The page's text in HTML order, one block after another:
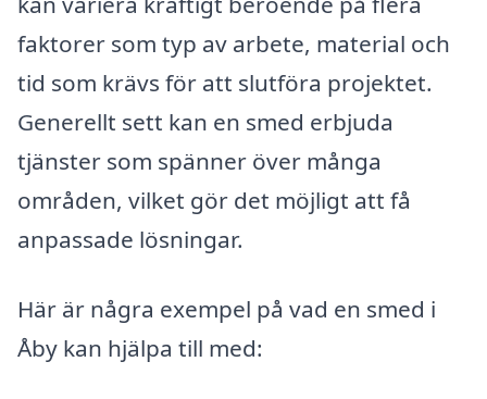
faktorer som typ av arbete, material och
tid som krävs för att slutföra projektet.
Generellt sett kan en smed erbjuda
tjänster som spänner över många
områden, vilket gör det möjligt att få
anpassade lösningar.
Här är några exempel på vad en smed i
Åby kan hjälpa till med: